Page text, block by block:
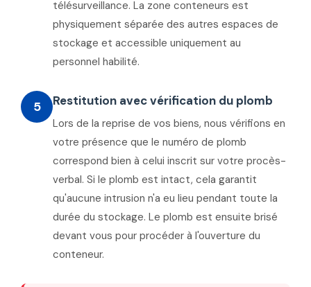
télésurveillance. La zone conteneurs est
physiquement séparée des autres espaces de
stockage et accessible uniquement au
personnel habilité.
5 Restitution avec vérification du plomb
Lors de la reprise de vos biens, nous vérifions en
votre présence que le numéro de plomb
correspond bien à celui inscrit sur votre procès-
verbal. Si le plomb est intact, cela garantit
qu'aucune intrusion n'a eu lieu pendant toute la
durée du stockage. Le plomb est ensuite brisé
devant vous pour procéder à l'ouverture du
conteneur.